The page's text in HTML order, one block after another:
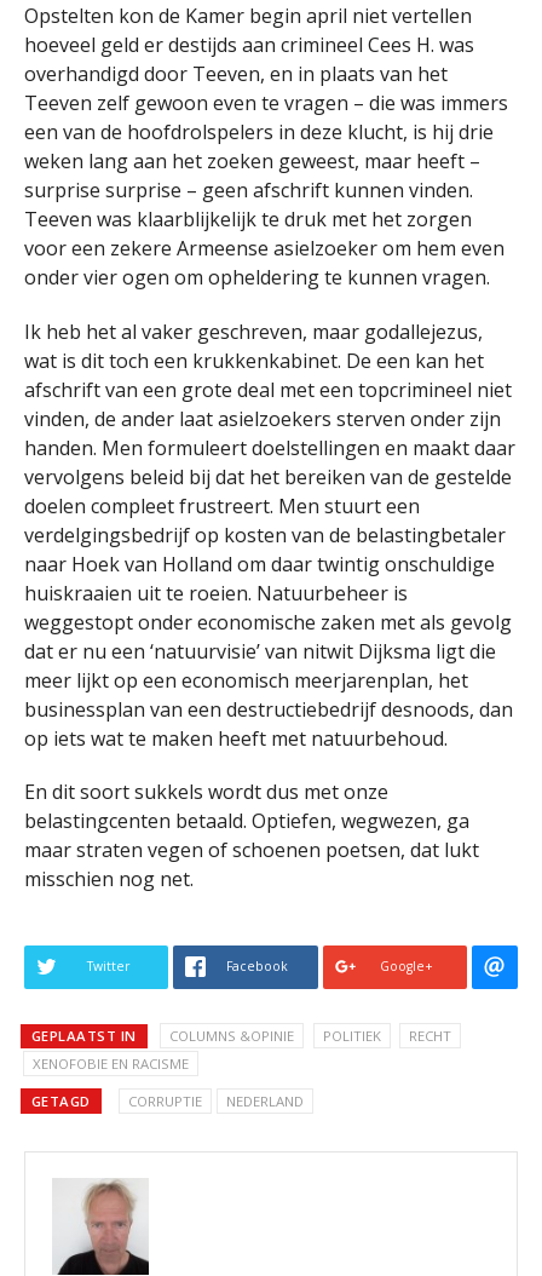
Opstelten kon de Kamer begin april niet vertellen
hoeveel geld er destijds aan crimineel Cees H. was
overhandigd door Teeven, en in plaats van het
Teeven zelf gewoon even te vragen – die was immers
een van de hoofdrolspelers in deze klucht, is hij drie
weken lang aan het zoeken geweest, maar heeft –
surprise surprise – geen afschrift kunnen vinden.
Teeven was klaarblijkelijk te druk met het zorgen
voor een zekere Armeense asielzoeker om hem even
onder vier ogen om opheldering te kunnen vragen.
Ik heb het al vaker geschreven, maar godallejezus,
wat is dit toch een krukkenkabinet. De een kan het
afschrift van een grote deal met een topcrimineel niet
vinden, de ander laat asielzoekers sterven onder zijn
handen. Men formuleert doelstellingen en maakt daar
vervolgens beleid bij dat het bereiken van de gestelde
doelen compleet frustreert. Men stuurt een
verdelgingsbedrijf op kosten van de belastingbetaler
naar Hoek van Holland om daar twintig onschuldige
huiskraaien uit te roeien. Natuurbeheer is
weggestopt onder economische zaken met als gevolg
dat er nu een ‘natuurvisie’ van nitwit Dijksma ligt die
meer lijkt op een economisch meerjarenplan, het
businessplan van een destructiebedrijf desnoods, dan
op iets wat te maken heeft met natuurbehoud.
En dit soort sukkels wordt dus met onze
belastingcenten betaald. Optiefen, wegwezen, ga
maar straten vegen of schoenen poetsen, dat lukt
misschien nog net.
Twitter Facebook Google+
GEPLAATST IN COLUMNS &OPINIE POLITIEK
RECHT
XENOFOBIE EN RACISME
GETAGD CORRUPTIE NEDERLAND